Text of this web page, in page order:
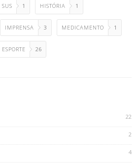
SUS 1 HISTÓRIA 1
IMPRENSA 3 MEDICAMENTO 1
ESPORTE 26
22
2
4